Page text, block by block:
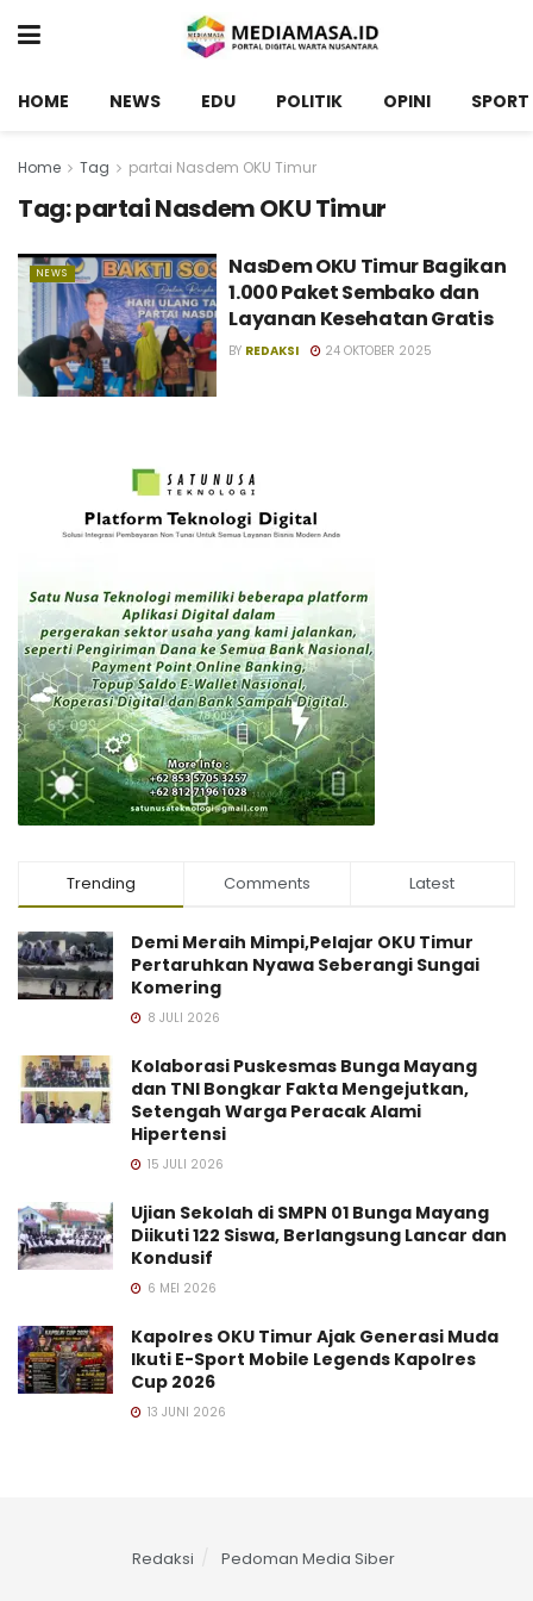
HOME NEWS EDU POLITIK OPINI SPORT
Home Tag partai Nasdem OKU Timur
Tag:partai Nasdem OKU Timur
NEWS
NasDem OKU Timur Bagikan
1.000 Paket Sembako dan
Layanan Kesehatan Gratis
BY REDAKSI 24 OKTOBER 2025
Trending Comments Latest
Demi Meraih Mimpi,Pelajar OKU Timur
Pertaruhkan Nyawa Seberangi Sungai
Komering
8 JULI 2026
Kolaborasi Puskesmas Bunga Mayang
dan TNI Bongkar Fakta Mengejutkan,
Setengah Warga Peracak Alami
Hipertensi
15 JULI 2026
Ujian Sekolah di SMPN 01 Bunga Mayang
Diikuti 122 Siswa, Berlangsung Lancar dan
Kondusif
6 MEI 2026
Kapolres OKU Timur Ajak Generasi Muda
Ikuti E-Sport Mobile Legends Kapolres
Cup 2026
13 JUNI 2026
Redaksi Pedoman Media Siber